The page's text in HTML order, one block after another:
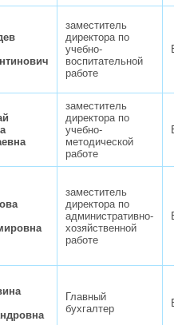
заместитель
директора по
учебно-
воспитательной
работе
заместитель
директора по
учебно-
методической
работе
заместитель
директора по
административно-
хозяйственной
работе
Главный
бухгалтер